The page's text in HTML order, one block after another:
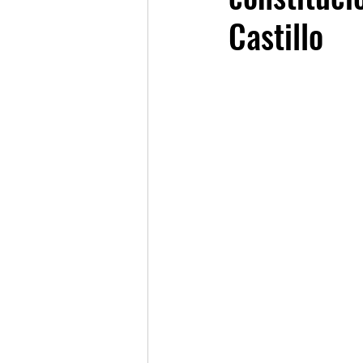
LINKS OF INTEREST
Castillo